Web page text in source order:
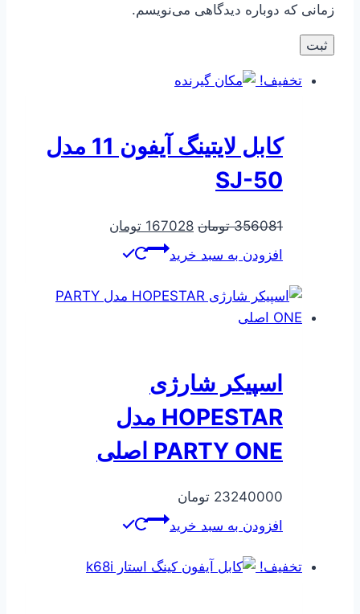
زمانی که دوباره دیدگاهی می‌نویسم.
تخفیف!
کابل لایتینگ آیفون 11 مدل
SJ-50
356081 تومان قیمت
اصلی
بود.
167028 تومان
است.
افزودن به سبد خرید
اسپیکر شارژی
HOPESTAR مدل
PARTY ONE اصلی
23240000 تومان
افزودن به سبد خرید
تخفیف!